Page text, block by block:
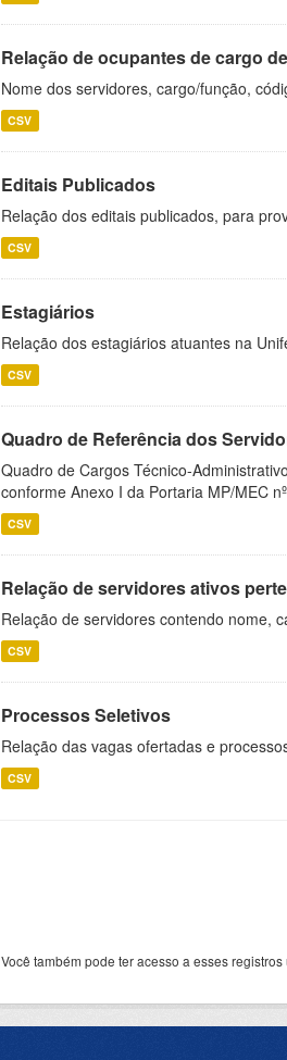
Relação de ocupantes de cargo
Nome dos servidores, cargo/função,
CSV
Editais Publicados
Relação dos editais publicados, para
CSV
Estagiários
Relação dos estagiários atuantes na
CSV
Quadro de Referência dos
Quadro de Cargos Técnico-
conforme Anexo I da Portaria MP/MEC
CSV
Relação de servidores ativos
Relação de servidores contendo nome,
CSV
Processos Seletivos
Relação das vagas ofertadas e
CSV
Você também pode ter acesso a esses registros